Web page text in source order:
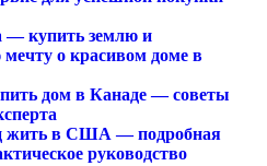
— купить землю и
о красивом доме в
дом в Канаде — советы
жить в США — подробная
руководство